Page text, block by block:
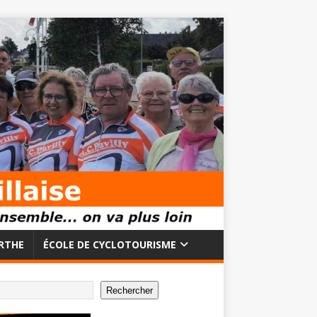
ÉCOLE DE CYCLOTOURISME
Rechercher